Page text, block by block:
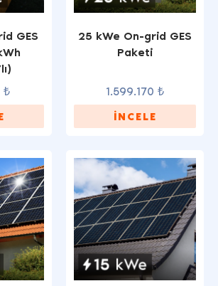
GES
₺
25 kWe On-grid GES
Paketi
1.599.170 ₺
İNCELE